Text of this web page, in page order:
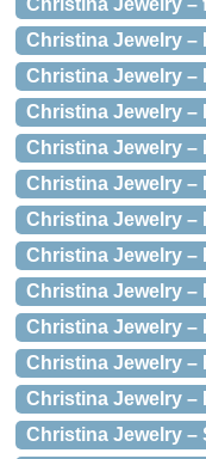
Christina Jewelry –
Christina Jewelry –
Christina Jewelry
Christina Jewelry
Christina Jewelry
Christina Jewelry
Christina Jewelry –
Christina Jewelry –
Christina Jewelry –
Christina Jewelry –
Christina Jewelry
Christina Jewelry
Christina Jewelry –